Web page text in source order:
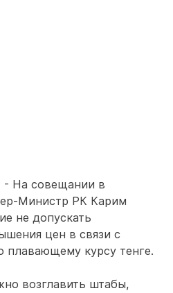
На совещании в
Министр РК Карим
не допускать
цен в связи с
плавающему курсу тенге.
возглавить штабы,